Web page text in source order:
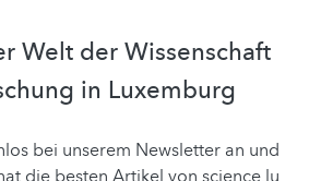
Welt der Wissenschaft
in Luxemburg
bei unserem Newsletter an und